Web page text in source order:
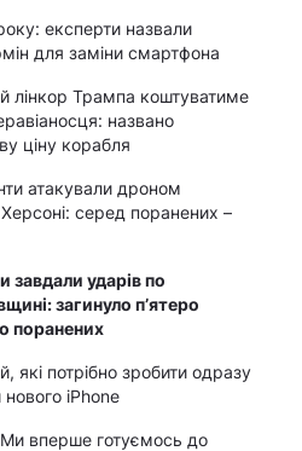
експерти назвали
для заміни смартфона
лінкор Трампа коштуватиме
названо
ціну корабля
атакували дроном
серед поранених –
завдали ударів по
загинуло пʼятеро
поранених
які потрібно зробити одразу
нового iPhone
вперше готуємось до